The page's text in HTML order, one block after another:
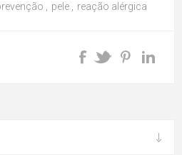
, pele , reação alérgica